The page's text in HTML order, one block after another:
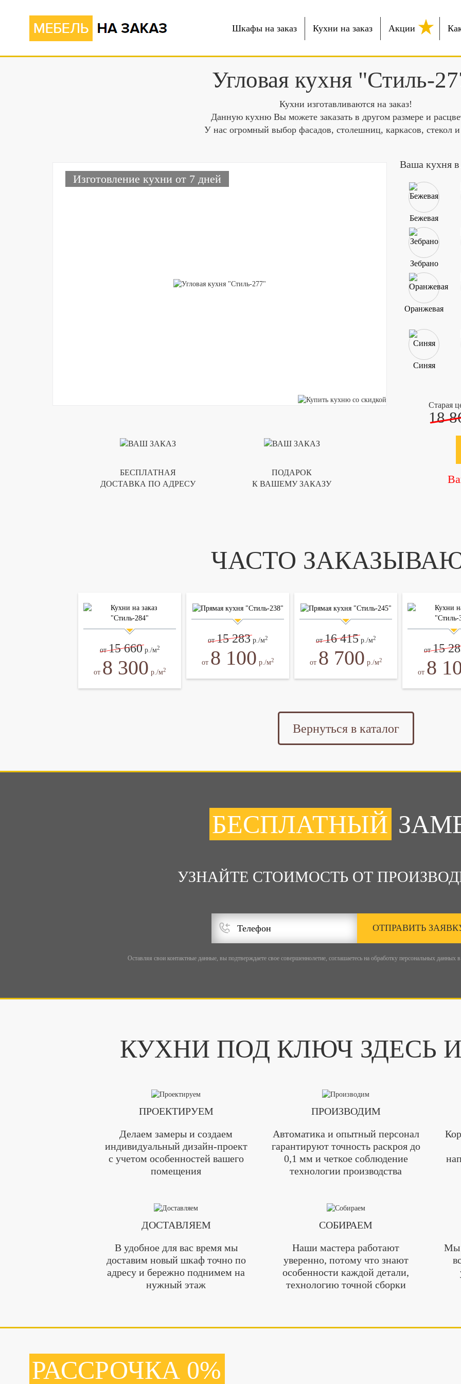
Шкафы на заказ Кухни на заказ Акции
Угловая кухня "Стиль-
Кухни изготавливаются на заказ!
Данную кухню Вы можете заказать в другом размере и
У нас огромный выбор фасадов, столешниц, каркасов, стекол и
Изготовление кухни от 7 дней
БЕСПЛАТНАЯ
ДОСТАВКА ПО АДРЕСУ
ПОДАРОК
К ВАШЕМУ ЗАКАЗУ
Ваша кухня
Бежевая
Зебрано
Оранжевая
Синяя
Старая
18
ЧАСТО
от15 660 р./м2
от 8 300 р./м2
от15 283 р./м2
от 8 100 р./м2
от16 415 р./м2
от 8 700 р./м2
от15
от 8
Вернуться в каталог
БЕСПЛАТНЫЙ
УЗНАЙТЕ СТОИМОСТЬ ОТ
ОТПРАВИТЬ
Оставляя свои контактные данные, вы подтверждаете свое совершеннолетие, соглашаетесь на обработку персональных данных в
КУХНИ ПОД КЛЮЧ ЗДЕСЬ
ПРОЕКТИРУЕМ
Делаем замеры и создаем
индивидуальный дизайн-проект
с учетом особенностей вашего
помещения
ПРОИЗВОДИМ
Автоматика и опытный персонал
гарантируют точность раскроя до
0,1 мм и четкое соблюдение
технологии производства
ДОСТАВЛЯЕМ
В удобное для вас время мы
доставим новый шкаф точно по
адресу и бережно поднимем на
нужный этаж
СОБИРАЕМ
Наши мастера работают
уверенно, потому что знают
особенности каждой детали,
технологию точной сборки
Мы
РАССРОЧКА 0%